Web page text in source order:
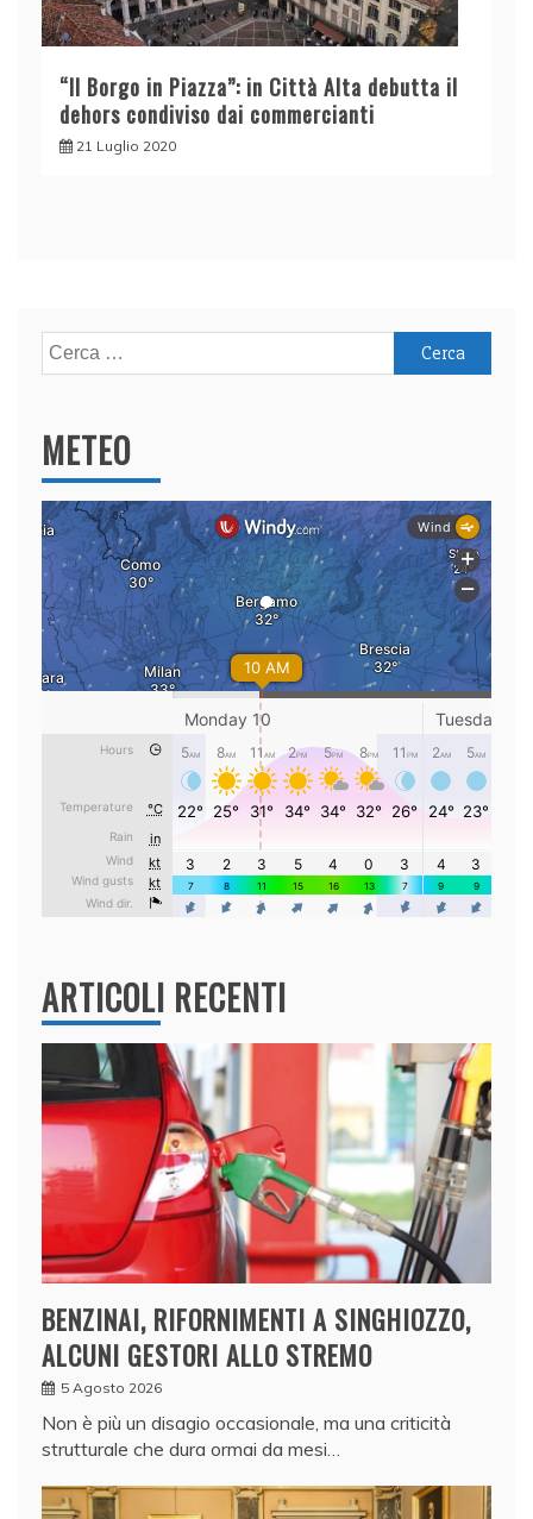
“Il Borgo in Piazza”: in Città Alta debutta il
dehors condiviso dai commercianti
21 Luglio 2020
Ricerca
per:
METEO
ARTICOLI RECENTI
BENZINAI, RIFORNIMENTI A SINGHIOZZO,
ALCUNI GESTORI ALLO STREMO
5 Agosto 2026
Non è più un disagio occasionale, ma una criticità
strutturale che dura ormai da mesi…